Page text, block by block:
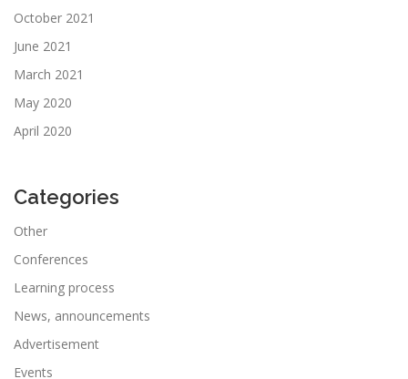
October 2021
June 2021
March 2021
May 2020
April 2020
Categories
Other
Conferences
Learning process
News, announcements
Advertisement
Events